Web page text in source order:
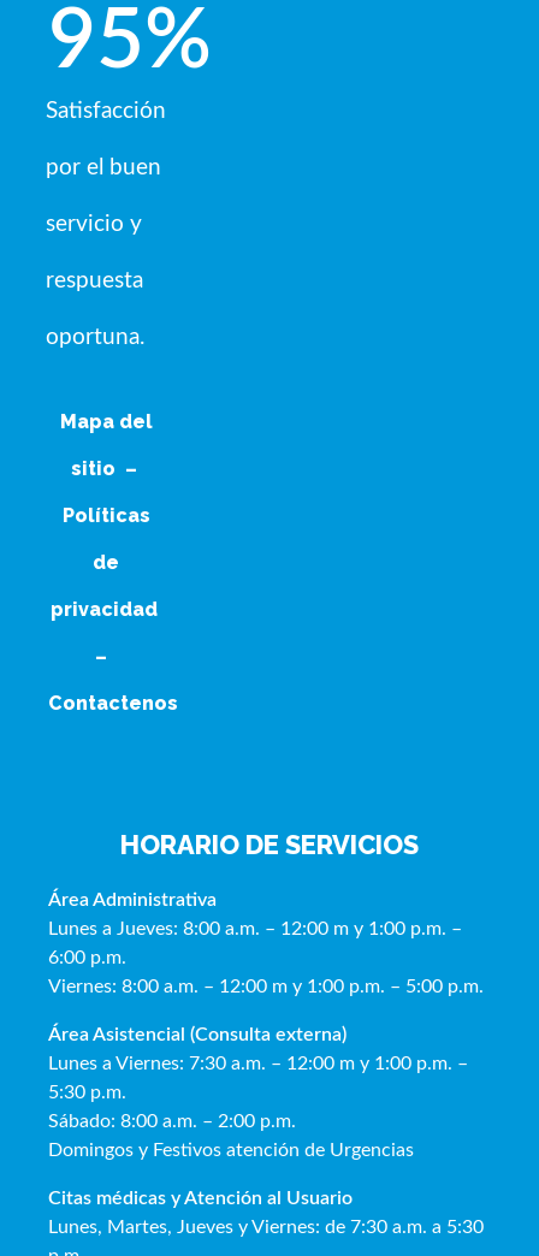
Satisfacción
por el buen
servicio y
respuesta
oportuna.
95%
Mapa del
sitio –
Políticas
de
privacidad
–
Contactenos
HORARIO DE SERVICIOS
Área Administrativa
Lunes a Jueves: 8:00 a.m. – 12:00 m y 1:00 p.m. –
6:00 p.m.
Viernes: 8:00 a.m. – 12:00 m y 1:00 p.m. – 5:00 p.m.
Área Asistencial (Consulta externa)
Lunes a Viernes: 7:30 a.m. – 12:00 m y 1:00 p.m. –
5:30 p.m.
Sábado: 8:00 a.m. – 2:00 p.m.
Domingos y Festivos atención de Urgencias
Citas médicas y Atención al Usuario
Lunes, Martes, Jueves y Viernes: de 7:30 a.m. a 5:30